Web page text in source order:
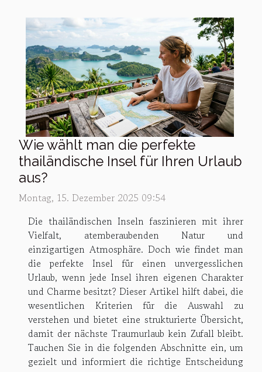
Wie wählt man die perfekte
thailändische Insel für Ihren Urlaub
aus?
Montag, 15. Dezember 2025 09:54
Die thailändischen Inseln faszinieren mit ihrer
Vielfalt, atemberaubenden Natur und
einzigartigen Atmosphäre. Doch wie findet man
die perfekte Insel für einen unvergesslichen
Urlaub, wenn jede Insel ihren eigenen Charakter
und Charme besitzt? Dieser Artikel hilft dabei, die
wesentlichen Kriterien für die Auswahl zu
verstehen und bietet eine strukturierte Übersicht,
damit der nächste Traumurlaub kein Zufall bleibt.
Tauchen Sie in die folgenden Abschnitte ein, um
gezielt und informiert die richtige Entscheidung